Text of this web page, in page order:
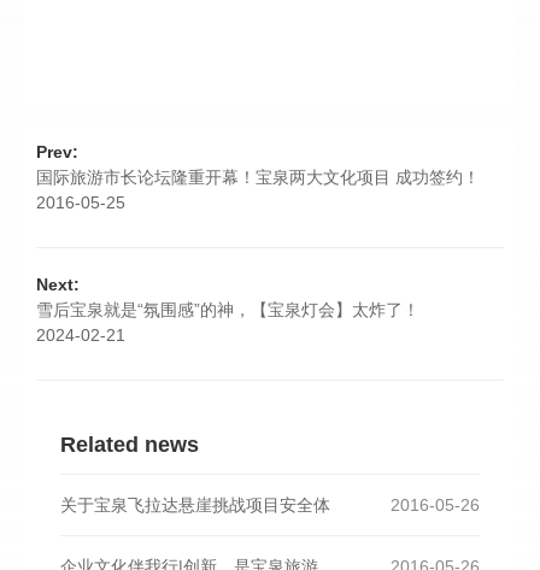
Prev:
国际旅游市长论坛隆重开幕！宝泉两大文化项目 成功签约！
2016-05-25
Next:
雪后宝泉就是“氛围感”的神，【宝泉灯会】太炸了！
2024-02-21
Related news
2016-05-26
关于宝泉飞拉达悬崖挑战项目安全体